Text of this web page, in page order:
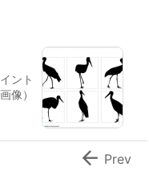
ント
像）
 Prev